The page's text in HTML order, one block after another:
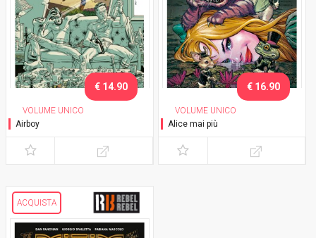
VOLUME UNICO
Airboy
€ 14.90
VOLUME UNICO
Alice mai più
€ 16.90
ACQUISTA